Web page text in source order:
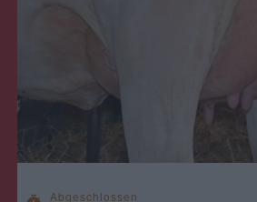
Abgeschlossen